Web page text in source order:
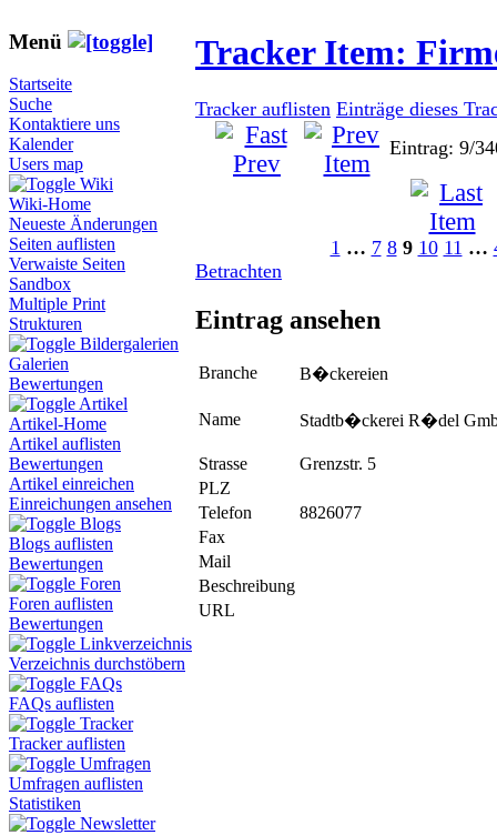
Menü
Startseite
Suche
Kontaktiere uns
Kalender
Users map
Wiki
Wiki-Home
Neueste Änderungen
Seiten auflisten
Verwaiste Seiten
Sandbox
Multiple Print
Strukturen
Bildergalerien
Galerien
Bewertungen
Artikel
Artikel-Home
Artikel auflisten
Bewertungen
Artikel einreichen
Einreichungen ansehen
Blogs
Blogs auflisten
Bewertungen
Foren
Foren auflisten
Bewertungen
Linkverzeichnis
Verzeichnis durchstöbern
FAQs
FAQs auflisten
Tracker
Tracker auflisten
Umfragen
Umfragen auflisten
Statistiken
Newsletter
Tracker Item:
Tracker auflisten Einträge dieses
Eintrag: 9/
1 … 7 8 9 10 11 …
Betrachten
Eintrag ansehen
Branche B�ckereien
Name Stadtb�ckerei R�del
Strasse
Grenzstr. 5
PLZ
Telefon
8826077
Fax
Mail
Beschreibung
URL